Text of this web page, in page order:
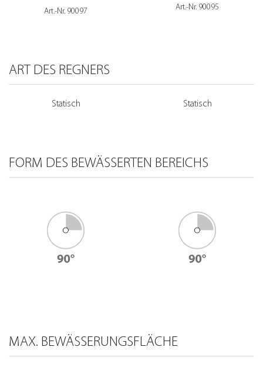
Art.-Nr. 90097 Art.-Nr. 90095
ART DES REGNERS
Statisch Statisch
FORM DES BEWÄSSERTEN BEREICHS
MAX. BEWÄSSERUNGSFLÄCHE